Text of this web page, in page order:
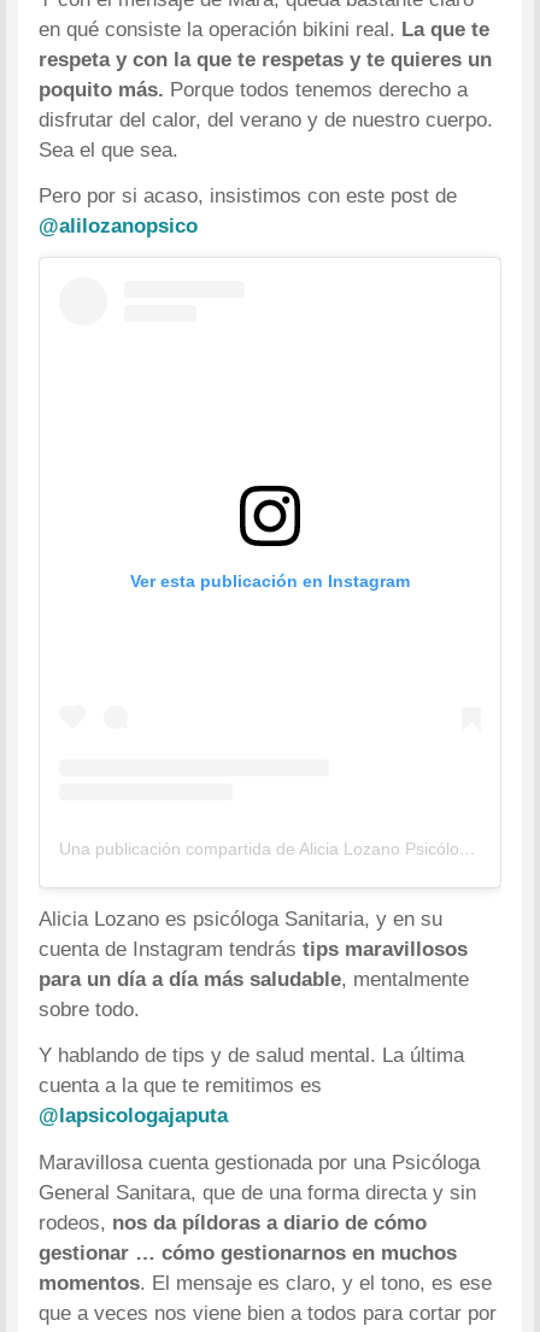
en qué consiste la operación bikini real. La que te
respeta y con la que te respetas y te quieres un
poquito más. Porque todos tenemos derecho a
disfrutar del calor, del verano y de nuestro cuerpo.
Sea el que sea.
Pero por si acaso, insistimos con este post de
@alilozanopsico
Ver esta publicación en Instagram
Una publicación compartida de Alicia Lozano Psicóloga (@alilozanopsico)
Alicia Lozano es psicóloga Sanitaria, y en su
cuenta de Instagram tendrástips maravillosos
para un día a día más saludable, mentalmente
sobre todo.
Y hablando de tips y de salud mental. La última
cuenta a la que te remitimos es
@lapsicologajaputa
Maravillosa cuenta gestionada por una Psicóloga
General Sanitara, que de una forma directa y sin
rodeos, nos da píldoras a diario de cómo
gestionar … cómo gestionarnos en muchos
momentos. El mensaje es claro, y el tono, es ese
que a veces nos viene bien a todos para cortar por